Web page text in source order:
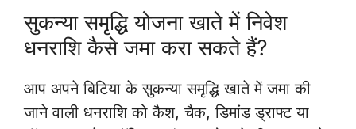
सुकन्या समृद्धि योजना खाते में निवेश
धनराशि कैसे जमा करा सकते हैं?
आप अपने बिटिया के सुकन्या समृद्धि खाते में जमा की
जाने वाली धनराशि को कैश, चैक, डिमांड ड्राफ्ट या